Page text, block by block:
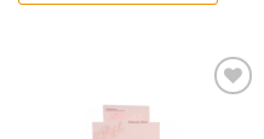
вариаций.
Pievienot vēlmju
sarakstam